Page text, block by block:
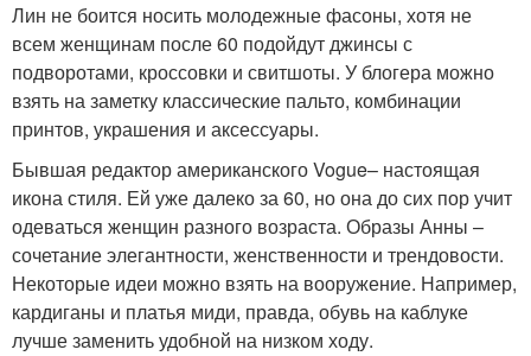
Лин не боится носить молодежные фасоны, хотя не
всем женщинам после 60 подойдут джинсы с
подворотами, кроссовки и свитшоты. У блогера можно
взять на заметку классические пальто, комбинации
принтов, украшения и аксессуары.
Бывшая редактор американского Vogue– настоящая
икона стиля. Ей уже далеко за 60, но она до сих пор учит
одеваться женщин разного возраста. Образы Анны –
сочетание элегантности, женственности и трендовости.
Некоторые идеи можно взять на вооружение. Например,
кардиганы и платья миди, правда, обувь на каблуке
лучше заменить удобной на низком ходу.